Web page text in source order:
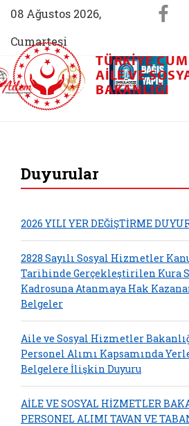
08 Ağustos 2026,
Cumartesi
Aile (yeni sekmede açılır)
AİLEM İletişim Merkezi (yeni sekmede
Aile ve Nüfus On Yılı
TÜRKIYE
AILE VE
BAKANLIĞI
Duyurular
2026 YILI YER DEĞİŞTİRME
2828 Sayılı Sosyal Hizmetler
Tarihinde Gerçekleştirilen Kura
Kadrosuna Atanmaya Hak
Belgeler
Aile ve Sosyal Hizmetler
Personel Alımı Kapsamında
Belgelere İlişkin Duyuru
AİLE VE SOSYAL HİZMETLER
PERSONEL ALIMI TAVAN VE